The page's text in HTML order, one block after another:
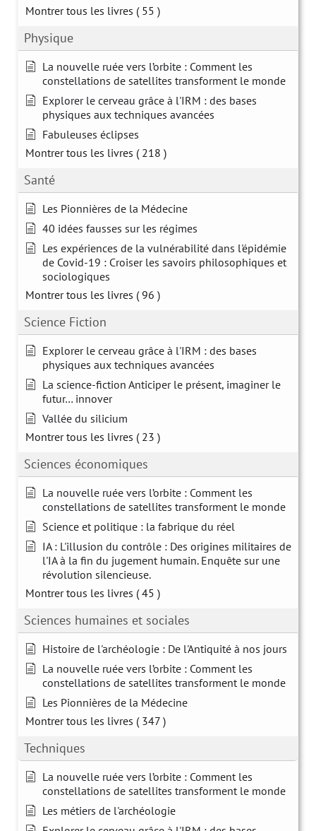
Montrer tous les livres ( 55 )
Physique
La nouvelle ruée vers l’orbite : Comment les
constellations de satellites transforment le monde
Explorer le cerveau grâce à l'IRM : des bases
physiques aux techniques avancées
Fabuleuses éclipses
Montrer tous les livres ( 218 )
Santé
Les Pionnières de la Médecine
40 idées fausses sur les régimes
Les expériences de la vulnérabilité dans l'épidémie
de Covid-19 : Croiser les savoirs philosophiques et
sociologiques
Montrer tous les livres ( 96 )
Science Fiction
Explorer le cerveau grâce à l'IRM : des bases
physiques aux techniques avancées
La science-fiction Anticiper le présent, imaginer le
futur… innover
Vallée du silicium
Montrer tous les livres ( 23 )
Sciences économiques
La nouvelle ruée vers l’orbite : Comment les
constellations de satellites transforment le monde
Science et politique : la fabrique du réel
IA : L'illusion du contrôle : Des origines militaires de
l'IA à la fin du jugement humain. Enquête sur une
révolution silencieuse.
Montrer tous les livres ( 45 )
Sciences humaines et sociales
Histoire de l'archéologie : De l'Antiquité à nos jours
La nouvelle ruée vers l’orbite : Comment les
constellations de satellites transforment le monde
Les Pionnières de la Médecine
Montrer tous les livres ( 347 )
Techniques
La nouvelle ruée vers l’orbite : Comment les
constellations de satellites transforment le monde
Les métiers de l'archéologie